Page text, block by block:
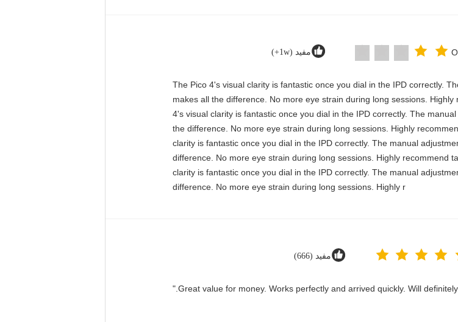
مفيد (1w+)
"The Pico 4's visual clarity is fantastic once you dial in the IPD correctly.
makes all the difference. No more eye strain during long sessions.
4's visual clarity is fantastic once you dial in the IPD correctly. The
the difference. No more eye strain during long sessions. Highly
clarity is fantastic once you dial in the IPD correctly. The manual
difference. No more eye strain during long sessions. Highly recommend
clarity is fantastic once you dial in the IPD correctly. The manual
difference. No more eye strain during long sessions. Highly r
مفيد (666)